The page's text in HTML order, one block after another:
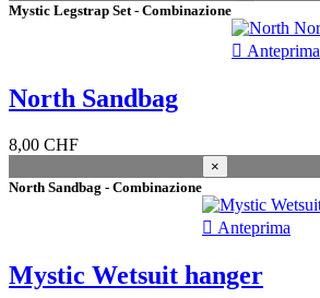
black
pacific blue
red 1
white 1
sport appropriato
wakesurf3
Mystic Legstrap Set - Combinazione
 Anteprima
North Sandbag
8,00 CHF
North Sandbag - Combinazione
×
 Anteprima
Mystic Wetsuit hanger